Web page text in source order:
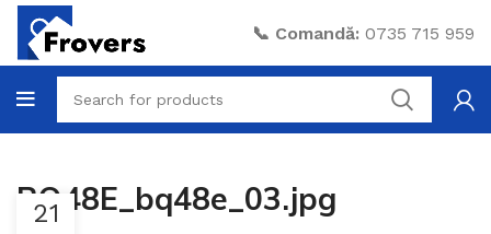
📞 Comandă: 0735 715 959
BQ48E_bq48e_03.jpg
21